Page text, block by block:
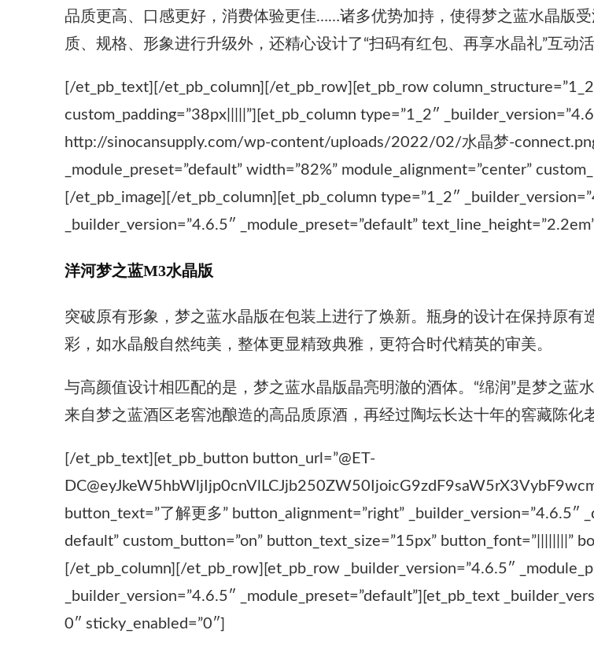
品质更高、口感更好，消费体验更佳……诸多优势加持，使得梦之蓝水晶版
质、规格、形象进行升级外，还精心设计了“扫码有红包、再享水晶礼”互动
[/et_pb_text][/et_pb_column][/et_pb_row][et_pb_row
custom_padding=”38px|||||”][et_pb_column type=”1_2″
http://sinocansupply.com/wp-content/uploads/2022/02/水晶梦-
_module_preset=”default” width=”82%” module_alignment=”center”
[/et_pb_image][/et_pb_column][et_pb_column type=”1_2″
_builder_version=”4.6.5″ _module_preset=”default”
洋河梦之蓝M3水晶版
突破原有形象，梦之蓝水晶版在包装上进行了焕新。瓶身的设计在保持原
彩，如水晶般自然纯美，整体更显精致典雅，更符合时代精英的审美。
与高颜值设计相匹配的是，梦之蓝水晶版晶亮明澈的酒体。“绵润”是梦之蓝
来自梦之蓝酒区老窖池酿造的高品质原酒，再经过陶坛长达十年的窖藏陈化
[/et_pb_text][et_pb_button button_url=”@ET-
button_text=”了解更多” button_alignment=”right” _builder_version=”4.6.5″
default” custom_button=”on” button_text_size=”15px” button_font=”||||||||”
[/et_pb_column][/et_pb_row][et_pb_row _builder_version=”4.6.5″
_builder_version=”4.6.5″ _module_preset=”default”][et_pb_text
0″ sticky_enabled=”0″]